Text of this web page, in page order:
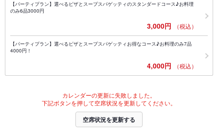
【パーティプラン】選べるピザとスープスパゲッティのスタンダードコース♪お料理
のみ6品3000円
3,000円 （税込）
【パーティプラン】選べるピザとスープスパゲッティお得なコース♪お料理のみ7品
4000円！
4,000円 （税込）
カレンダーの更新に失敗しました。
下記ボタンを押して空席状況を更新してください。
空席状況を更新する